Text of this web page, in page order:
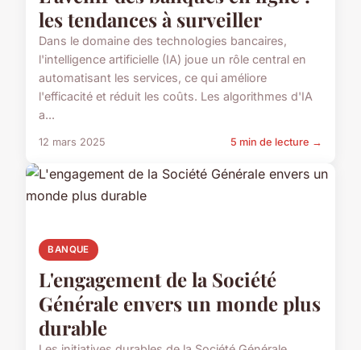
les tendances à surveiller
Dans le domaine des technologies bancaires,
l'intelligence artificielle (IA) joue un rôle central en
automatisant les services, ce qui améliore
l'efficacité et réduit les coûts. Les algorithmes d'IA
a...
12 mars 2025 5 min de lecture →
BANQUE
L'engagement de la Société
Générale envers un monde plus
durable